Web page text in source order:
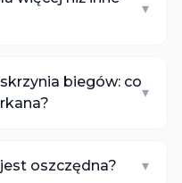
▾
biegów: co
▾
oszczędna? ▾